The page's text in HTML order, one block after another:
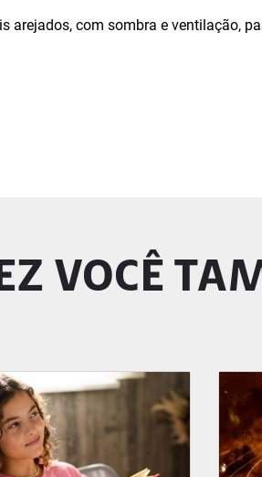
arejados, com sombra e ventilação,
VOCÊ